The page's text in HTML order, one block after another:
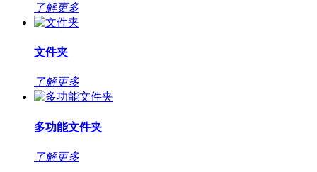
了解更多
文件夹
了解更多
多功能文件夹
了解更多